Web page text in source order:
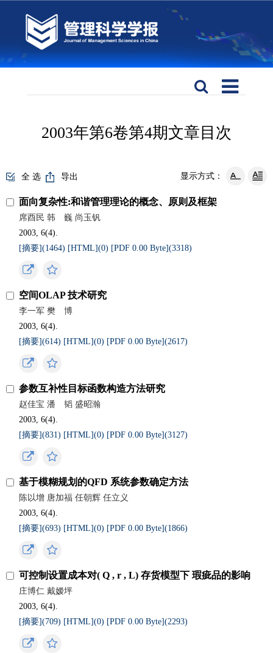
2003年第6卷第4期文章目次
全 选 导出 显示方式：
面向复杂性:和谐管理理论的概念、原则及框架
席酉民 韩 巍 尚玉钒
2003, 6(4).
[摘要](1464) [HTML](0) [PDF 0.00 Byte](3318)
空间OLAP 技术研究
李一军 樊 博
2003, 6(4).
[摘要](614) [HTML](0) [PDF 0.00 Byte](2617)
参数互补性目标函数构造方法研究
赵佳宝 潘 韬 盛昭瀚
2003, 6(4).
[摘要](831) [HTML](0) [PDF 0.00 Byte](3127)
基于模糊规划的QFD 系统参数确定方法
陈以增 唐加福 任朝辉 任立义
2003, 6(4).
[摘要](693) [HTML](0) [PDF 0.00 Byte](1866)
可控制设置成本对( Q , r , L) 存货模型下 瑕疵品的影响
庄博仁 戴嫒坪
2003, 6(4).
[摘要](709) [HTML](0) [PDF 0.00 Byte](2293)